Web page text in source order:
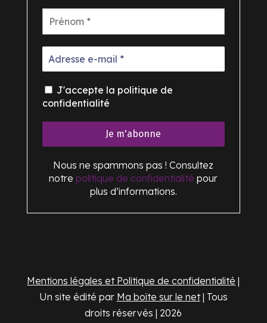
J'accepte la politique de
confidentialité
Nous ne spammons pas ! Consultez
notre politique de confidentialité pour
plus d’informations.
Mentions légales et Politique de confidentialité |
Un site édité par Ma boîte sur le net| Tous
droits réservés | 2026